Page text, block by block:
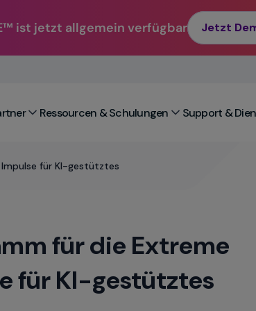
ist jetzt allgemein verfügbar Jetzt
Ressourcen & Schulungen Support &
für KI-gestütztes
für die Extreme
für KI-gestütztes